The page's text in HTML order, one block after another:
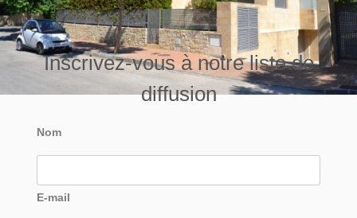
Inscrivez-vous à notre liste de
diffusion
Nom
E-mail